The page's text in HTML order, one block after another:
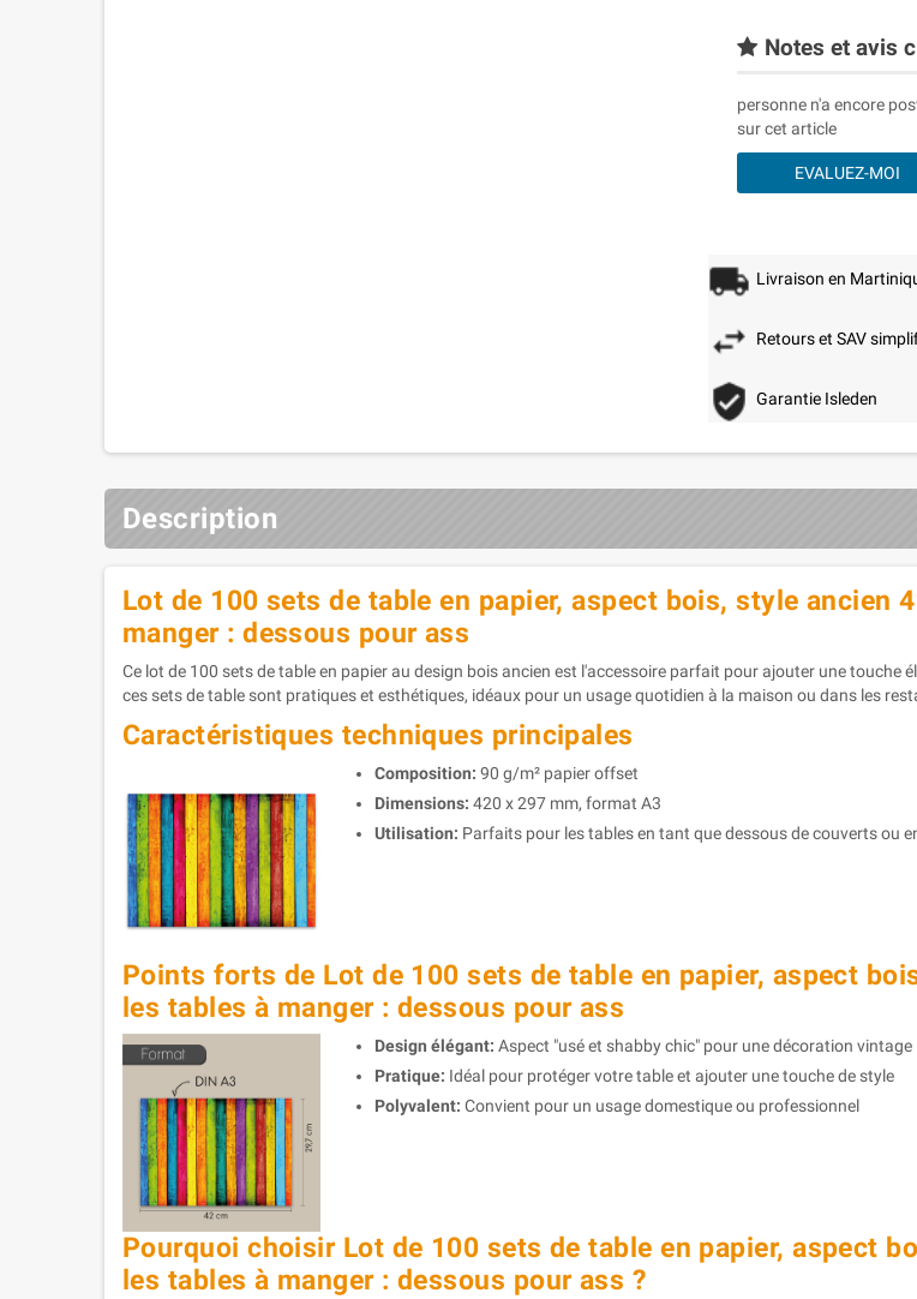
Notes et avis
personne n'a encore
sur cet article
EVALUEZ-MOI
Livraison en
Retours et SAV
Garantie Isleden
Description
Lot de 100 sets de table en papier, aspect bois, style ancien
manger : dessous pour ass
Ce lot de 100 sets de table en papier au design bois ancien est l'accessoire parfait pour ajouter une
ces sets de table sont pratiques et esthétiques, idéaux pour un usage quotidien à la maison ou dans les
Caractéristiques techniques principales
Composition: 90 g/m² papier offset
Dimensions: 420 x 297 mm, format A3
Utilisation: Parfaits pour les tables en tant que dessous de couverts ou
Points forts de Lot de 100 sets de table en papier, aspect
les tables à manger : dessous pour ass
Design élégant: Aspect "usé et shabby chic" pour une décoration vintage
Pratique: Idéal pour protéger votre table et ajouter une touche de style
Polyvalent: Convient pour un usage domestique ou professionnel
Pourquoi choisir Lot de 100 sets de table en papier, aspect
les tables à manger : dessous pour ass ?